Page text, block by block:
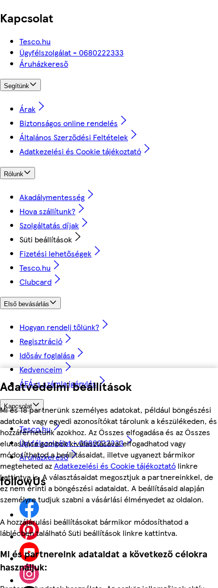
Adatvédelmi beállítások
Mi és 18 partnerünk személyes adatokat, például böngészési
adatokat vagy egyedi azonosítókat tárolunk a készülékeden, és
hozzáférhetünk azokhoz. Az Összes elfogadása és az Összes
elutasítása gombok kiválasztásával elfogadhatod vagy
módosíthatod a beállításaidat, illetve ugyanezt bármikor
megteheted azAdatkezelési és Cookie tájékoztató linkre
kattintva is. A választásaidat megosztjuk a partnereinkkel, de
ez nem érinti a böngészési adataidat. A beállításaid alapján
személyre tudjuk szabni a vásárlási élményedet az oldalon.
A hozzájárulási beállításokat bármikor módosíthatod a
láblécben található Süti beállítások linkre kattintva.
Mi és partnereink adataidat a következő célokra
használjuk:
Kapcsolat
Tesco.hu
Ügyfélszolgálat - 0680222333
Áruházkereső
Segítünk
Árak
Biztonságos online rendelés
Általános Szerződési Feltételek
Adatkezelési és Cookie tájékoztató
Rólunk
Akadálymentesség
Hova szállítunk?
Szolgáltatás díjak
Süti beállítások
Fizetési lehetőségek
Tesco.hu
Clubcard
Első bevásárlás
Hogyan rendelj tőlünk?
Regisztráció
Idősáv foglalása
Kedvenceim
ÁFÁ-s számla igénylés
Kapcsolat
Tesco.hu
Ügyfélszolgálat - 0680222333
Áruházkereső
followUs